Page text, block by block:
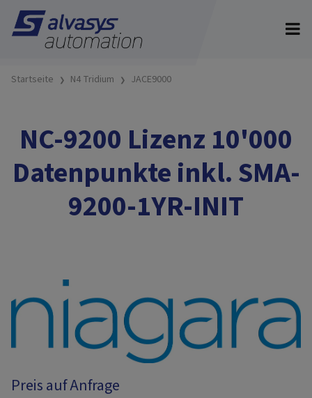
Startseite N4 Tridium JACE9000
NC-9200 Lizenz 10'000
Datenpunkte inkl. SMA-
9200-1YR-INIT
Preis auf Anfrage